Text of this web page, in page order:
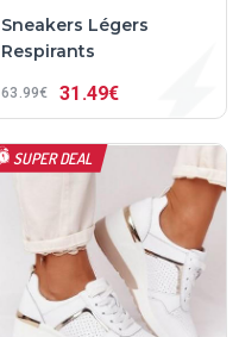
Sneakers Légers
Respirants
63 99€ 31 49€
SUPER DEAL